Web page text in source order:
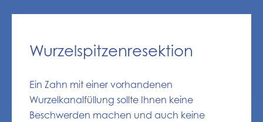
Wurzelspitzenresektion
Ein Zahn mit einer vorhandenen
Wurzelkanalfüllung sollte Ihnen keine
Beschwerden machen und auch keine